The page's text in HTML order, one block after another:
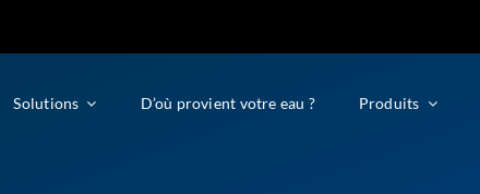
Solutions D’où provient votre eau ? Produits